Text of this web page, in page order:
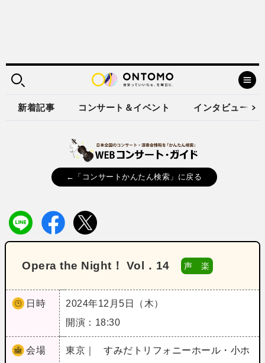
新着記事 コンサート＆イベント インタビュー
←「コンサートかんたん検索」に戻る
Opera the Night！ Vol．14 声 楽
日時
2024年12月5日（木）
開演：18:30
会場 東京｜
すみだトリフォニーホール・小ホ